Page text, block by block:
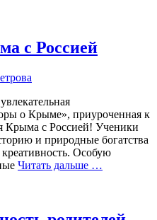
с Россией
о Крыме», приуроченная к
Крыма с Россией! Ученики
и природные богатства
Особую
Читать дальше …